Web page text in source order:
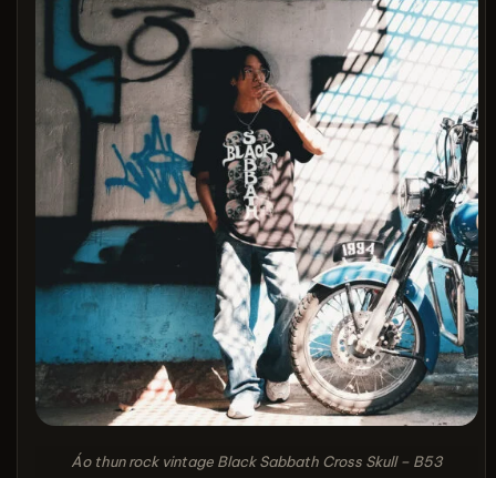
Áo thun rock vintage Black Sabbath Cross Skull – B53